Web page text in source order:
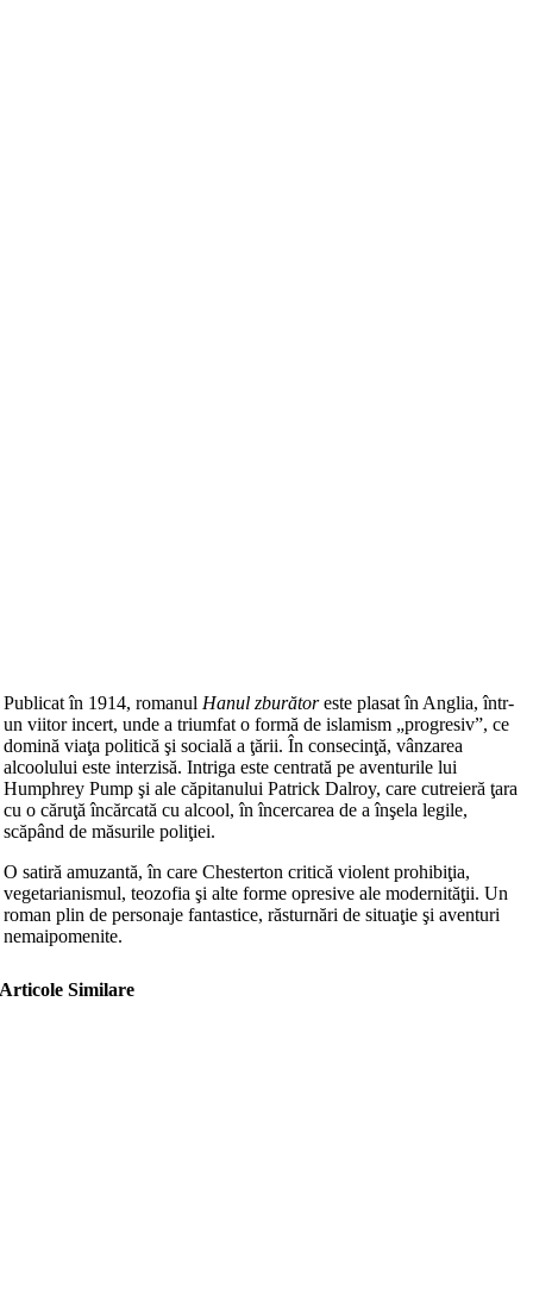
Publicat în 1914, romanul Hanul zburătoreste plasat în Anglia, într-
un viitor incert, unde a triumfat o formă de islamism „progresiv”, ce
domină viaţa politică şi socială a ţării. În consecinţă, vânzarea
alcoolului este interzisă. Intriga este centrată pe aventurile lui
Humphrey Pump şi ale căpitanului Patrick Dalroy, care cutreieră ţara
cu o căruţă încărcată cu alcool, în încercarea de a înşela legile,
scăpând de măsurile poliţiei.
O satiră amuzantă, în care Chesterton critică violent prohibiţia,
vegetarianismul, teozofia şi alte forme opresive ale modernităţii. Un
roman plin de personaje fantastice, răsturnări de situaţie şi aventuri
nemaipomenite.
Articole Similare